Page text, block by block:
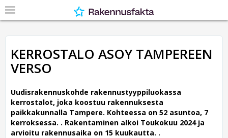
KERROSTALO ASOY TAMPEREEN
VERSO
Uudisrakennuskohde rakennustyyppiluokassa
kerrostalot, joka koostuu rakennuksesta
paikkakunnalla Tampere. Kohteessa on 52 asuntoa, 7
kerroksessa. . Rakentaminen alkoi Toukokuu 2024 ja
arvioitu rakennusaika on 15 kuukautta. .